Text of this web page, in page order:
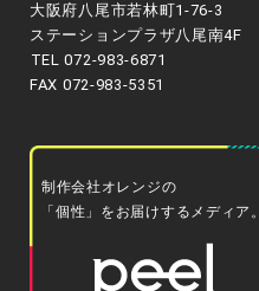
大阪府八尾市若林町1-76-3
ステーションプラザ八尾南4F
TEL 072-983-6871
FAX 072-983-5351
制作会社オレンジの
「個性」をお届けするメディア。